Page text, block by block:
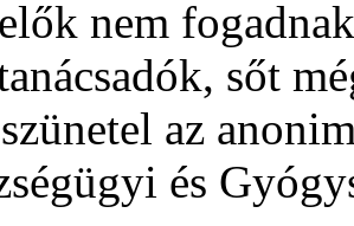
nem
sőt
az
és